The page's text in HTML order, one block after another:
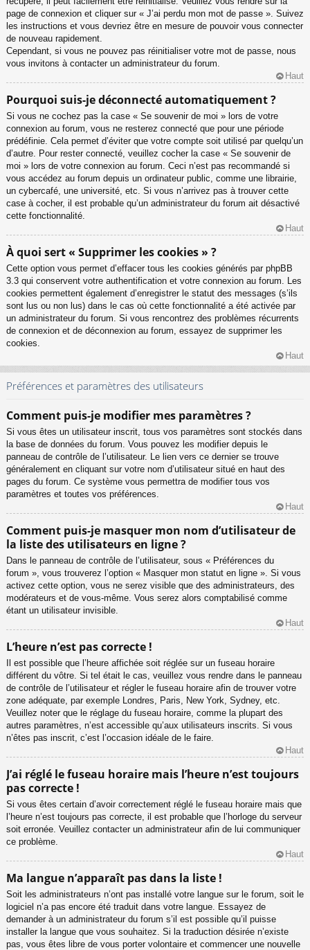
page de connexion et cliquer sur « J’ai perdu mon mot de passe ». Suivez
les instructions et vous devriez être en mesure de pouvoir vous connecter
de nouveau rapidement.
Cependant, si vous ne pouvez pas réinitialiser votre mot de passe, nous
vous invitons à contacter un administrateur du forum.
Haut
Pourquoi suis-je déconnecté automatiquement ?
Si vous ne cochez pas la case « Se souvenir de moi » lors de votre
connexion au forum, vous ne resterez connecté que pour une période
prédéfinie. Cela permet d’éviter que votre compte soit utilisé par quelqu’un
d’autre. Pour rester connecté, veuillez cocher la case « Se souvenir de
moi » lors de votre connexion au forum. Ceci n’est pas recommandé si
vous accédez au forum depuis un ordinateur public, comme une librairie,
un cybercafé, une université, etc. Si vous n’arrivez pas à trouver cette
case à cocher, il est probable qu’un administrateur du forum ait désactivé
cette fonctionnalité.
Haut
À quoi sert « Supprimer les cookies » ?
Cette option vous permet d’effacer tous les cookies générés par phpBB
3.3 qui conservent votre authentification et votre connexion au forum. Les
cookies permettent également d’enregistrer le statut des messages (s’ils
sont lus ou non lus) dans le cas où cette fonctionnalité a été activée par
un administrateur du forum. Si vous rencontrez des problèmes récurrents
de connexion et de déconnexion au forum, essayez de supprimer les
cookies.
Haut
Préférences et paramètres des utilisateurs
Comment puis-je modifier mes paramètres ?
Si vous êtes un utilisateur inscrit, tous vos paramètres sont stockés dans
la base de données du forum. Vous pouvez les modifier depuis le
panneau de contrôle de l’utilisateur. Le lien vers ce dernier se trouve
généralement en cliquant sur votre nom d’utilisateur situé en haut des
pages du forum. Ce système vous permettra de modifier tous vos
paramètres et toutes vos préférences.
Haut
Comment puis-je masquer mon nom d’utilisateur de
la liste des utilisateurs en ligne ?
Dans le panneau de contrôle de l’utilisateur, sous « Préférences du
forum », vous trouverez l’option « Masquer mon statut en ligne ». Si vous
activez cette option, vous ne serez visible que des administrateurs, des
modérateurs et de vous-même. Vous serez alors comptabilisé comme
étant un utilisateur invisible.
Haut
L’heure n’est pas correcte !
Il est possible que l’heure affichée soit réglée sur un fuseau horaire
différent du vôtre. Si tel était le cas, veuillez vous rendre dans le panneau
de contrôle de l’utilisateur et régler le fuseau horaire afin de trouver votre
zone adéquate, par exemple Londres, Paris, New York, Sydney, etc.
Veuillez noter que le réglage du fuseau horaire, comme la plupart des
autres paramètres, n’est accessible qu’aux utilisateurs inscrits. Si vous
n’êtes pas inscrit, c’est l’occasion idéale de le faire.
Haut
J’ai réglé le fuseau horaire mais l’heure n’est toujours
pas correcte !
Si vous êtes certain d’avoir correctement réglé le fuseau horaire mais que
l’heure n’est toujours pas correcte, il est probable que l’horloge du serveur
soit erronée. Veuillez contacter un administrateur afin de lui communiquer
ce problème.
Haut
Ma langue n’apparaît pas dans la liste !
Soit les administrateurs n’ont pas installé votre langue sur le forum, soit le
logiciel n’a pas encore été traduit dans votre langue. Essayez de
demander à un administrateur du forum s’il est possible qu’il puisse
installer la langue que vous souhaitez. Si la traduction désirée n’existe
pas, vous êtes libre de vous porter volontaire et commencer une nouvelle